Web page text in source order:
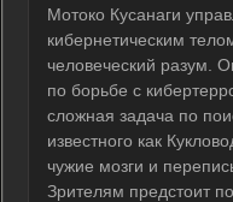
Мотоко Кусанаги
кибернетическим
человеческий разум.
по борьбе с
сложная задача по
известного как
чужие мозги и
Зрителям предстоит